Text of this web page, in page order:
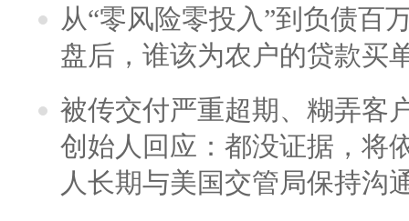
从“零风险零投入”到负债百
盘后，谁该为农户的贷款买
被传交付严重超期、糊弄客
创始人回应：都没证据，将
人长期与美国交管局保持沟